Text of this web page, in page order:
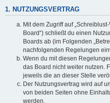
1. NUTZUNGSVERTRAG
Mit dem Zugriff auf
Board“) schließt du einen
Boards ab (im Folgenden
nachfolgenden Regelungen
Wenn du mit diesen
das Board nicht weiter nutzen.
jeweils die an dieser Stelle
Der Nutzungsvertrag wird auf
von beiden Seiten ohne
werden.